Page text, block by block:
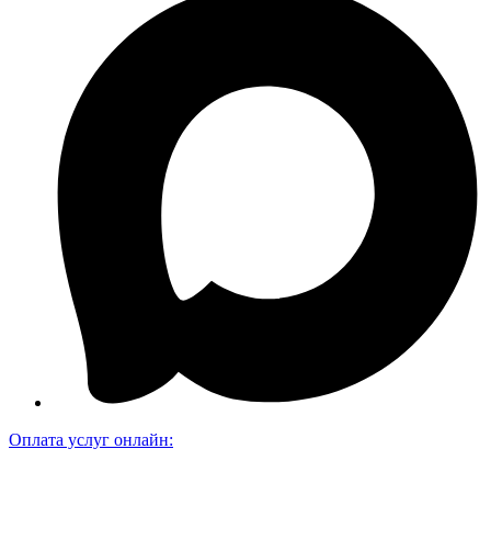
Оплата услуг онлайн: